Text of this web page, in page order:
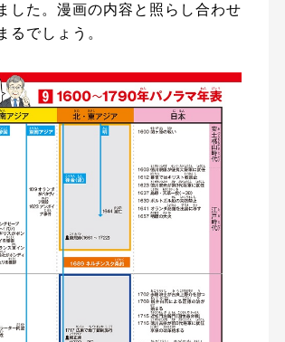
した。漫画の内容と照らし合わせ
るでしょう。